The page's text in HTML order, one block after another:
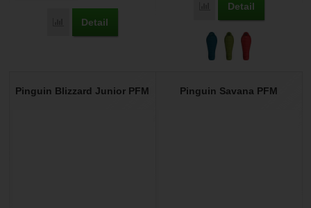
Přidat 'Pinguin Liner Mummy' k porovnání
Detail
Přidat 'Pinguin Magma
Detail
Pinguin Blizzard Junior PFM Pinguin Savana PFM